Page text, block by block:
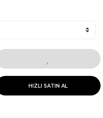
HIZLI SATIN AL